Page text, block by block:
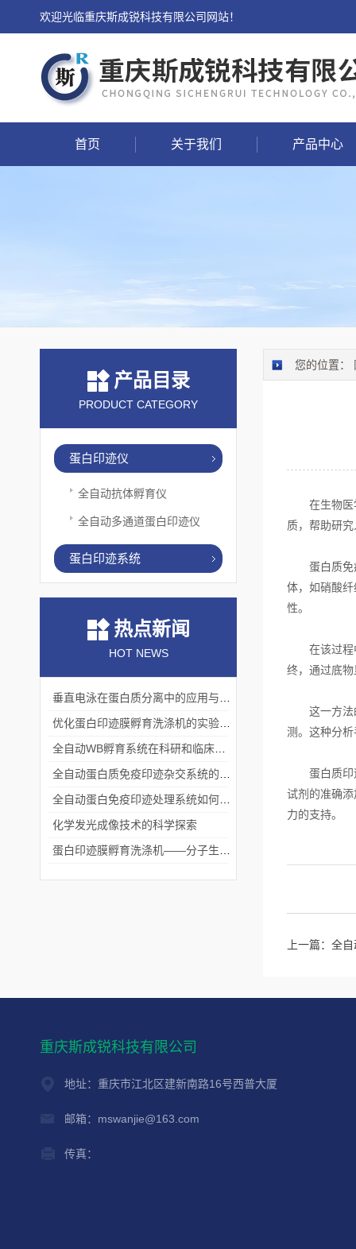
欢迎光临重庆斯成锐科技有限公司网站！
首页 关于我们 产品中心
产品目录
PRODUCT CATEGORY
蛋白印迹仪
全自动抗体孵育仪
全自动多通道蛋白印迹仪
蛋白印迹系统
热点新闻
HOT NEWS
化学发光成像技术的科学探索
您的位置：
在生物医
质，帮助研
蛋白质免疫
体，如硝酸
性。
在该过程中
终，通过底
这一方法的
测。这种分
蛋白质印迹
试剂的准确
力的支持。
上一篇： 全
重庆斯成锐科技有限公司
地址：重庆市江北区建新南路16号西普大厦
邮箱：mswanjie@163.com
传真：